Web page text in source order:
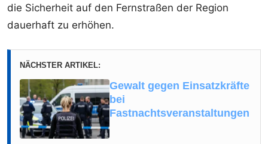
die Sicherheit auf den Fernstraßen der Region
dauerhaft zu erhöhen.
NÄCHSTER ARTIKEL:
Gewalt gegen Einsatzkräfte
bei
Fastnachtsveranstaltungen